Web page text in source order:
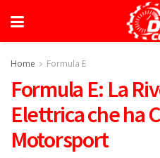
Home Formula E
Formula E: La
Elettrica che ha
Motorsport